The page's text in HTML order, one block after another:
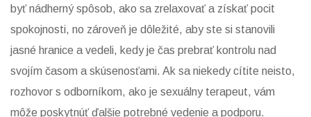
byť nádherný spôsob, ako sa zrelaxovať a získať pocit
spokojnosti, no zároveň je dôležité, aby ste si stanovili
jasné hranice a vedeli, kedy je čas prebrať kontrolu nad
svojím časom a skúsenosťami. Ak sa niekedy cítite neisto,
rozhovor s odborníkom, ako je sexuálny terapeut, vám
môže poskytnúť ďalšie potrebné vedenie a podporu.